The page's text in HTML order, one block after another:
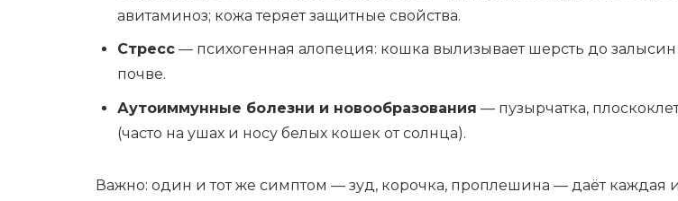
авитаминоз; кожа теряет защитные свойства.
Стресс — психогенная алопеция: кошка вылизывает шерсть до
почве.
Аутоиммунные болезни и новообразования — пузырчатка,
(часто на ушах и носу белых кошек от солнца).
Важно: один и тот же симптом — зуд, корочка, проплешина — даёт каждая